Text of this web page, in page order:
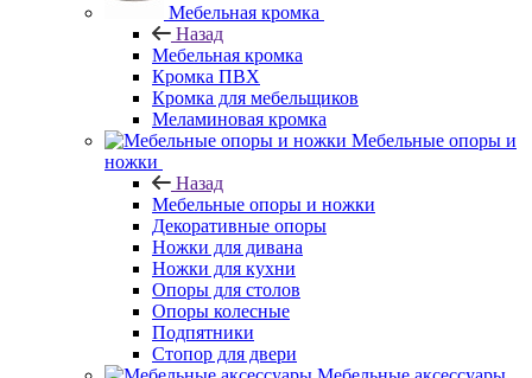
Мебельная кромка
Назад
Мебельная кромка
Кромка ПВХ
Кромка для мебельщиков
Меламиновая кромка
Мебельные опоры и
ножки
Назад
Мебельные опоры и ножки
Декоративные опоры
Ножки для дивана
Ножки для кухни
Опоры для столов
Опоры колесные
Подпятники
Стопор для двери